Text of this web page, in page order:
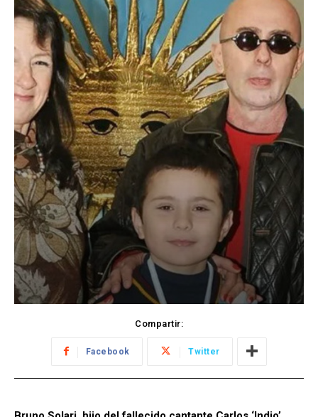
Compartir:
Facebook Twitter